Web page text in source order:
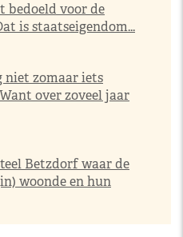
bedoeld voor de
is staatseigendom...
niet zomaar iets
over zoveel jaar
Betzdorf waar de
woonde en hun